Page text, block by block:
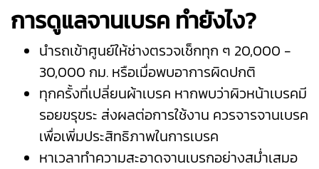
การดูแลจานเบรค ทำยังไง?
นำรถเข้าศูนย์ให้ช่างตรวจเช็กทุก ๆ 20,000 -
30,000 กม. หรือเมื่อพบอาการผิดปกติ
ทุกครั้งที่เปลี่ยนผ้าเบรค หากพบว่าผิวหน้าเบรคมี
รอยขรุขระ ส่งผลต่อการใช้งาน ควรจารจานเบรค
เพื่อเพิ่มประสิทธิภาพในการเบรค
หาเวลาทำความสะอาดจานเบรกอย่างสม่ำเสมอ